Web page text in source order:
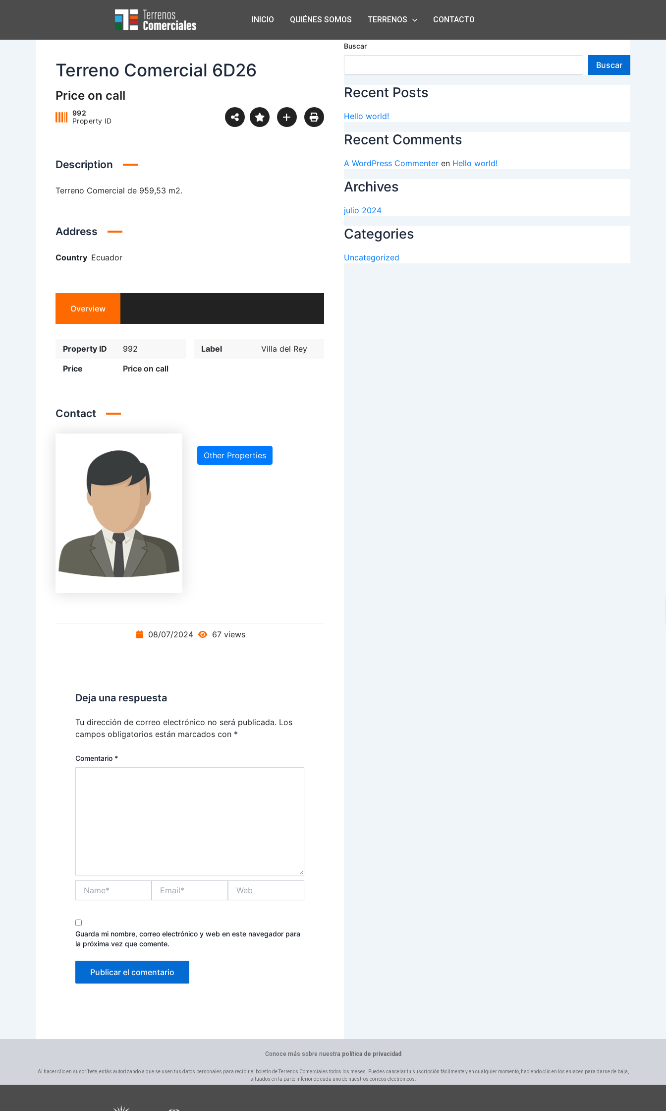
INICIO QUIÉNES SOMOS TERRENOS CONTACTO
Terreno Comercial 6D26
Price on call
992
Property ID
Description
Terreno Comercial de 959,53 m2.
Address
Country Ecuador
Overview
Property ID
992
Price
Price on call
Label Villa del Rey
Contact
Other Properties
08/07/2024 67 views
Deja una respuesta
Tu dirección de correo electrónico no será publicada. Los
campos obligatorios están marcados con *
Comentario *
Guarda mi nombre, correo electrónico y web en este navegador para
la próxima vez que comente.
Buscar
Buscar
Recent Posts
Hello world!
Recent Comments
A WordPress Commenteren Hello world!
Archives
julio 2024
Categories
Uncategorized
Conoce más sobre nuestra política de privacidad
Al hacer clic en suscríbete, estás autorizando a que se usen tus datos personales para recibir el boletín de Terrenos Comerciales todos los meses. Puedes cancelar tu suscripción fácilmente y en cualquier momento, haciendo clic en los enlaces para darse de baja,
situados en la parte inferior de cada uno de nuestros correos electrónicos.